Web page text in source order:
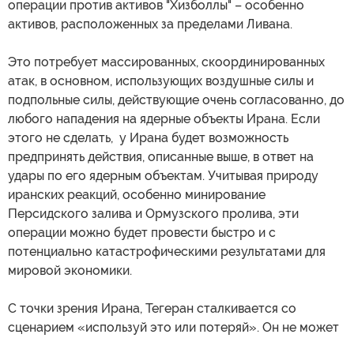
операции против активов "Хизболлы" – особенно
активов, расположенных за пределами Ливана.
Это потребует массированных, скоординированных
атак, в основном, использующих воздушные силы и
подпольные силы, действующие очень согласованно, до
любого нападения на ядерные объекты Ирана. Если
этого не сделать, у Ирана будет возможность
предпринять действия, описанные выше, в ответ на
удары по его ядерным объектам. Учитывая природу
иранских реакций, особенно минирование
Персидского залива и Ормузского пролива, эти
операции можно будет провести быстро и с
потенциально катастрофическими результатами для
мировой экономики.
С точки зрения Ирана, Тегеран сталкивается со
сценарием «используй это или потеряй». Он не может